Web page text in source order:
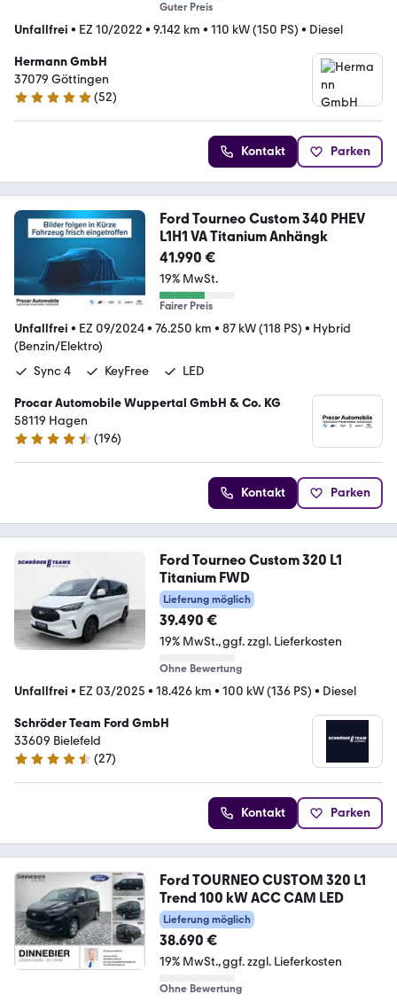
Guter Preis
Unfallfrei • EZ 10/2022 • 9.142 km • 110 kW (150 PS) • Diesel
Hermann GmbH
37079 Göttingen
4.8 Sterne
(52)
Kontakt Parken
Ford Tourneo Custom 340 PHEV
L1H1 VA Titanium Anhängk
41.990 €
19% MwSt.
Fairer Preis
Unfallfrei • EZ 09/2024• 76.250 km • 87 kW (118 PS) • Hybrid
(Benzin/Elektro)
Sync 4
KeyFree LED
Procar Automobile Wuppertal GmbH & Co. KG
58119 Hagen
4.7 Sterne
(196)
Kontakt Parken
Ford Tourneo Custom 320 L1
Titanium FWD
Lieferung möglich
39.490 €
19% MwSt. ggf. zzgl. Lieferkosten
Ohne Bewertung
Unfallfrei • EZ 03/2025 • 18.426 km • 100 kW (136 PS) • Diesel
Schröder Team Ford GmbH
33609 Bielefeld
4.3 Sterne
(27)
Kontakt Parken
Ford TOURNEO CUSTOM 320 L1
Trend 100 kW ACC CAM LED
Lieferung möglich
38.690 €
19% MwSt. ggf. zzgl. Lieferkosten
Ohne Bewertung